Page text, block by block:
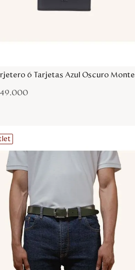
6 Tarjetas Azul Oscuro Monte
.000